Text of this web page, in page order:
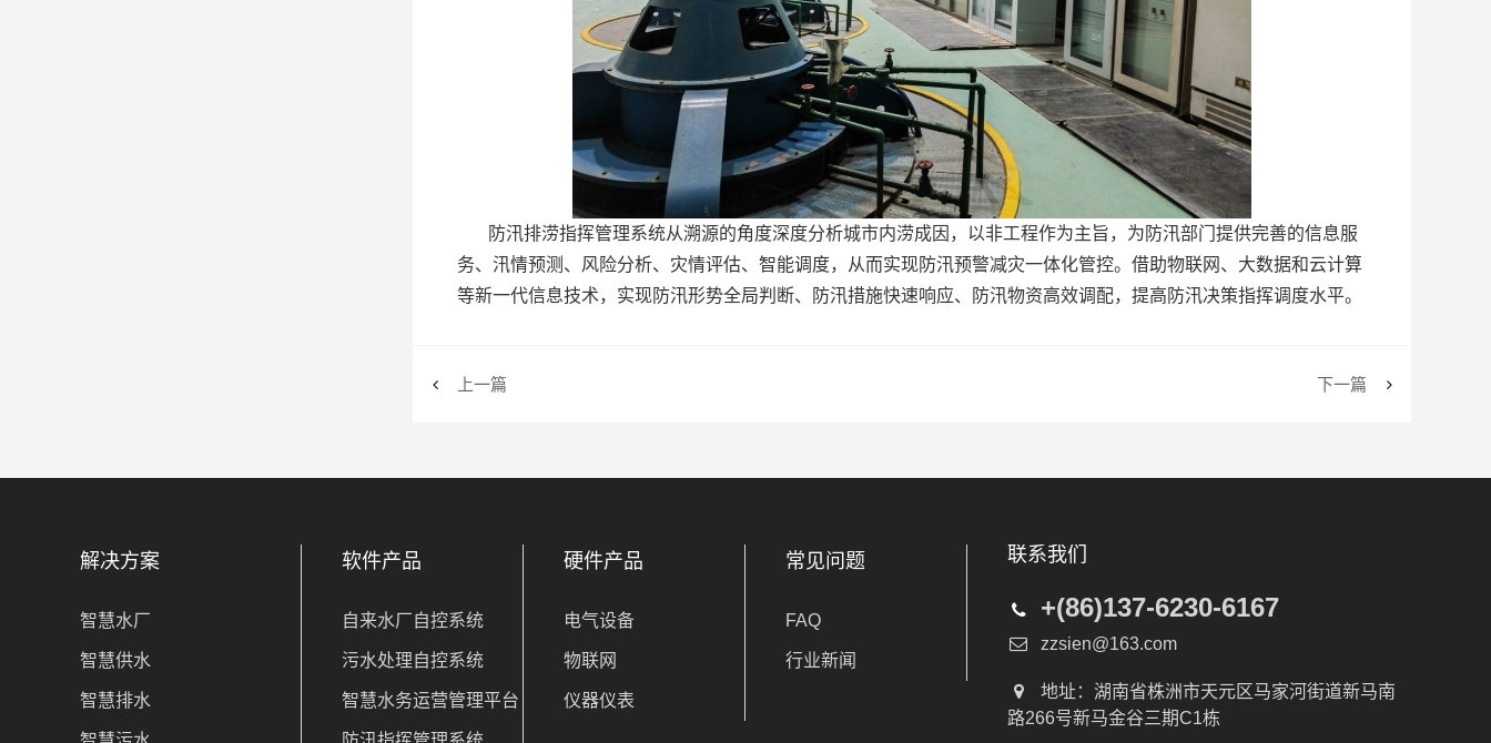
防汛排涝指挥管理系统从溯源的角度深度分析城市内涝成因，以非工程作为主旨，为防汛部门提供完善的信息服
务、汛情预测、风险分析、灾情评估、智能调度，从而实现防汛预警减灾一体化管控。借助物联网、大数据和云计算
等新一代信息技术，实现防汛形势全局判断、防汛措施快速响应、防汛物资高效调配，提高防汛决策指挥调度水平。
上一篇 下一篇
解决方案
智慧水厂
智慧供水
智慧排水
软件产品
自来水厂自控系统
污水处理自控系统
智慧水务运营管理平台
硬件产品
电气设备
物联网
仪器仪表
常见问题
FAQ
行业新闻
联系我们
+(86)137-6230-6167
zzsien@163.com
地址：湖南省株洲市天元区马家河街道新马南
路266号新马金谷三期C1栋